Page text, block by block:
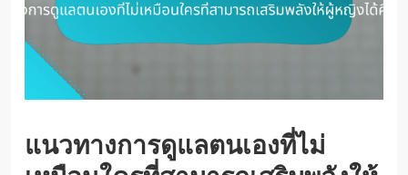
แนวทางการดูแลตนเองที่ไม่